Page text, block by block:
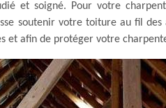
et soigné. Pour votre
soutenir votre toiture au fil des
et afin de protéger votre